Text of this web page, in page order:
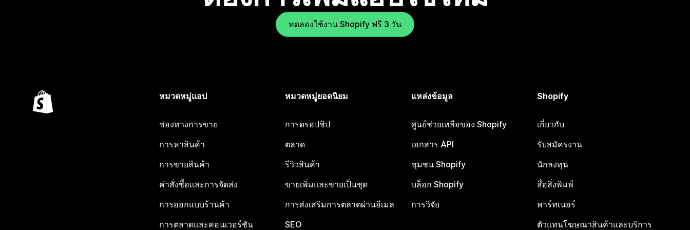
ทดลองใช้งาน Shopify ฟรี 3 วัน
หมวดหมู่แอป
ช่องทางการขาย
การหาสินค้า
การขายสินค้า
คำสั่งซื้อและการจัดส่ง
การออกแบบร้านค้า
การตลาดและคอนเวอร์ชัน
หมวดหมู่ยอดนิยม
การดรอปชิป
ตลาด
รีวิวสินค้า
ขายเพิ่มและขายเป็นชุด
การส่งเสริมการตลาดผ่านอีเมล
SEO
แหล่งข้อมูล
ศูนย์ช่วยเหลือของ Shopify
เอกสาร API
ชุมชน Shopify
บล็อก Shopify
การวิจัย
Shopify
เกี่ยวกับ
รับสมัครงาน
นักลงทุน
สื่อสิ่งพิมพ์
พาร์ทเนอร์
ตัวแทนโฆษณาสินค้าและบริการ